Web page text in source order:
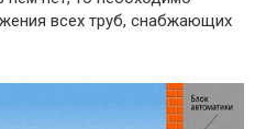
всех труб, снабжающих